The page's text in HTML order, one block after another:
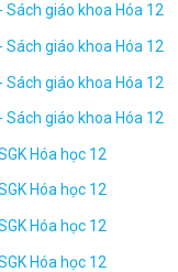
Sách giáo khoa Hóa 12
Sách giáo khoa Hóa 12
Sách giáo khoa Hóa 12
Sách giáo khoa Hóa 12
Hóa học 12
Hóa học 12
Hóa học 12
Hóa học 12